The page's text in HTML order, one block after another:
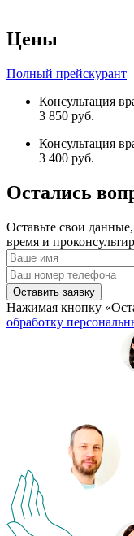
Цены
Полный прейскурант
Консультация
3 850 руб.
Консультация
3 400 руб.
Остались
Оставьте свои
время и
Оставить заявку
Нажимая кнопку
обработку